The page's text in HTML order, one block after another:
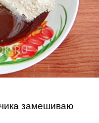
замешиваю